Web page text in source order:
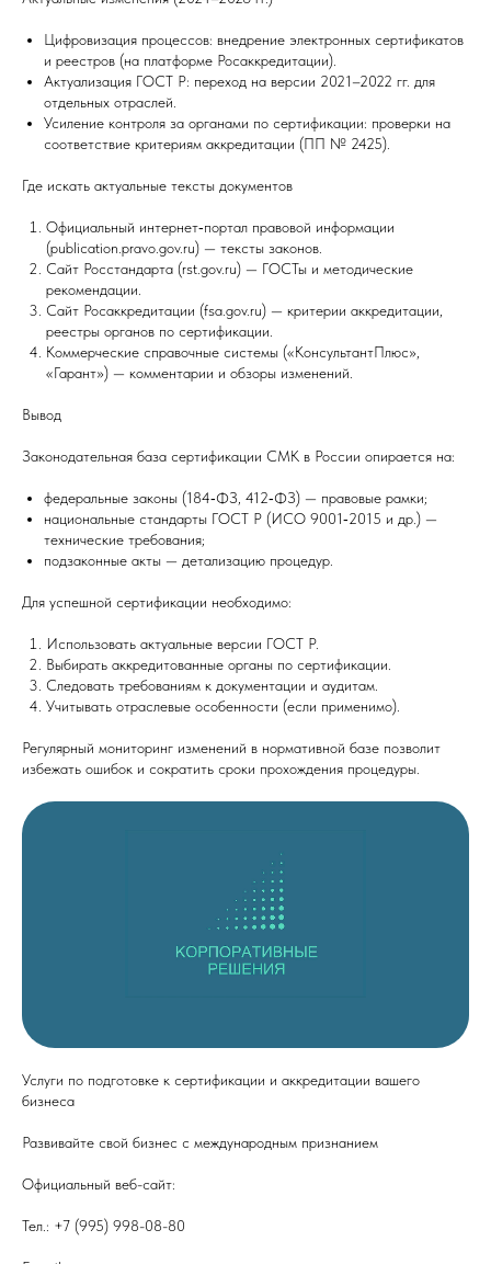
Цифровизация процессов: внедрение электронных сертификатов
и реестров (на платформе Росаккредитации).
Актуализация ГОСТ Р: переход на версии 2021–2022 гг. для
отдельных отраслей.
Усиление контроля за органами по сертификации: проверки на
соответствие критериям аккредитации (ПП № 2425).
Где искать актуальные тексты документов
Официальный интернет‑портал правовой информации
(publication.pravo.gov.ru) — тексты законов.
Сайт Росстандарта (rst.gov.ru) — ГОСТы и методические
рекомендации.
Сайт Росаккредитации (fsa.gov.ru) — критерии аккредитации,
реестры органов по сертификации.
Коммерческие справочные системы («КонсультантПлюс»,
«Гарант») — комментарии и обзоры изменений.
Вывод
Законодательная база сертификации СМК в России опирается на:
федеральные законы (184‑ФЗ, 412‑ФЗ) — правовые рамки;
национальные стандарты ГОСТ Р (ИСО 9001‑2015 и др.) —
технические требования;
подзаконные акты — детализацию процедур.
Для успешной сертификации необходимо:
Использовать актуальные версии ГОСТ Р.
Выбирать аккредитованные органы по сертификации.
Следовать требованиям к документации и аудитам.
Учитывать отраслевые особенности (если применимо).
Регулярный мониторинг изменений в нормативной базе позволит
избежать ошибок и сократить сроки прохождения процедуры.
Услуги по подготовке к сертификации и аккредитации вашего
бизнеса
Развивайте свой бизнес с международным признанием
Официальный веб-сайт:
Тел.: +7 (995) 998-08-80